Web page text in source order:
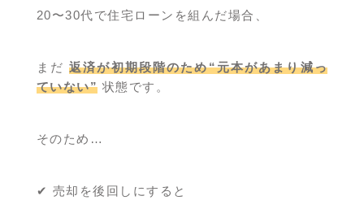
20〜30代で住宅ローンを組んだ場合、
まだ返済が初期段階のため“元本があまり減っ
ていない” 状態です。
そのため…
✔ 売却を後回しにすると